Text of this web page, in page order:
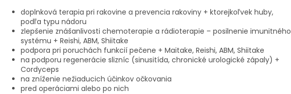
doplnková terapia pri rakovine a prevencia rakoviny + ktorejkoľvek huby,
podľa typu nádoru
zlepšenie znášanlivosti chemoterapie a rádioterapie – posilnenie imunitného
systému + Reishi, ABM, Shiitake
podpora pri poruchách funkcií pečene + Maitake, Reishi, ABM, Shiitake
na podporu regenerácie slizníc (sinusitída, chronické urologické zápaly) +
Cordyceps
na zníženie nežiaducich účinkov očkovania
pred operáciami alebo po nich